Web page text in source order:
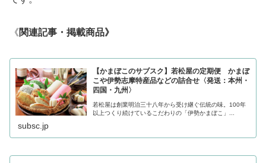
《関連記事・掲載商品》
【かまぼこのサブスク】若松屋の定期便 かまぼ
こや伊勢志摩特産品などの詰合せ〈発送：本州・
四国・九州〉
若松屋は創業明治三十八年から受け継ぐ伝統の味。100年
以上つくり続けているこだわりの「伊勢かまぼこ」...
subsc.jp